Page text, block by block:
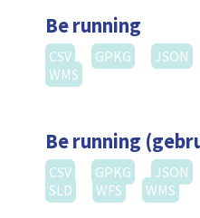
Be running
CSV GPKG JSON
WMS
Be running
CSV GPKG JSON
SLD
WFS WMS